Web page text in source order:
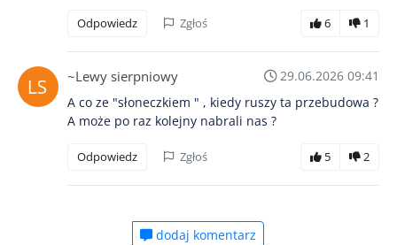
Odpowiedz Zgłoś 6 1
~Lewy sierpniowy
29.06.2026 09:41
A co ze "słoneczkiem " , kiedy ruszy ta przebudowa ?
A może po raz kolejny nabrali nas ?
Odpowiedz Zgłoś 5 2
dodaj komentarz